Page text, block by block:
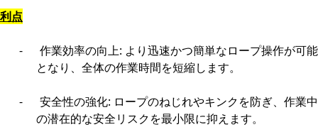
利点
- 作業効率の向上: より迅速かつ簡単なロープ操作が可能
となり、全体の作業時間を短縮します。
- 安全性の強化: ロープのねじれやキンクを防ぎ、作業中
の潜在的な安全リスクを最小限に抑えます。